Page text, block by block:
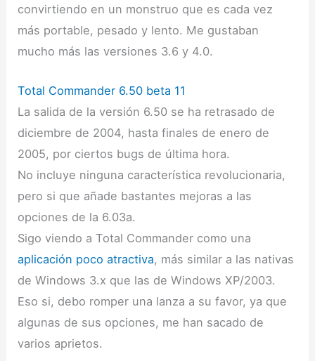
convirtiendo en un monstruo que es cada vez
más portable, pesado y lento. Me gustaban
mucho más las versiones 3.6 y 4.0.
Total Commander 6.50 beta 11
La salida de la versión 6.50 se ha retrasado de
diciembre de 2004, hasta finales de enero de
2005, por ciertos bugs de última hora.
No incluye ninguna característica revolucionaria,
pero si que añade bastantes mejoras a las
opciones de la 6.03a.
Sigo viendo a Total Commander como una
aplicación poco atractiva, más similar a las nativas
de Windows 3.x que las de Windows XP/2003.
Eso si, debo romper una lanza a su favor, ya que
algunas de sus opciones, me han sacado de
varios aprietos.